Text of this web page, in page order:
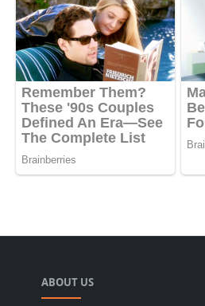
ABOUT US